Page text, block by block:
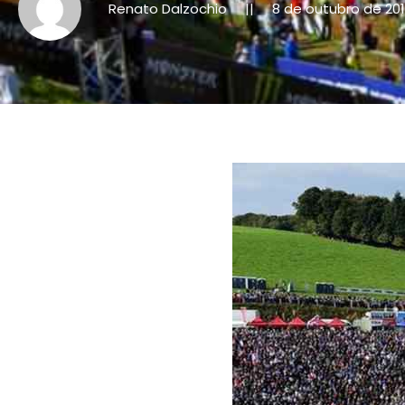
Renato Dalzochio || 8 de outubro de